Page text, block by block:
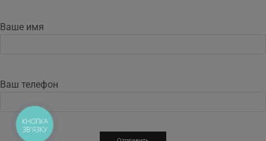
Ваше имя
Ваш телефон
КНОПКА
ЗВ'ЯЗКУ